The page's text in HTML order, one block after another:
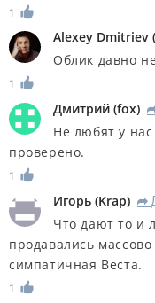
1
Alexey Dmitriev (
Облик давно
1
Дмитрий (fox)
Не любят у
проверено.
1
Игорь (Krap) R
Что дают то и
продавались
симпатичная Веста.
1